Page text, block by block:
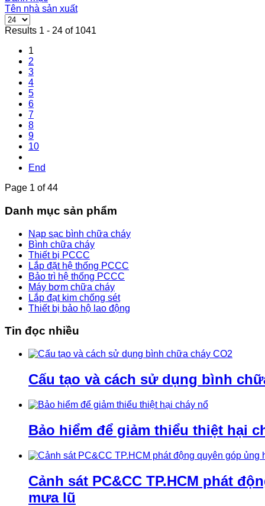
Tên nhà sản xuất
Results 1 - 24 of 1041
1
2
3
4
5
6
7
8
9
10
End
Page 1 of 44
Danh mục sản phẩm
Nạp sạc bình chữa cháy
Bình chữa cháy
Thiết bị PCCC
Lắp đặt hệ thống PCCC
Bảo trì hệ thống PCCC
Máy bơm chữa cháy
Lắp đạt kim chống sét
Thiết bị bảo hộ lao động
Tin đọc nhiều
Cấu tạo và cách sử dụng bình
Bảo hiểm để giảm thiểu thiệt hại
Cảnh sát PC&CC TP.HCM phát
mưa lũ